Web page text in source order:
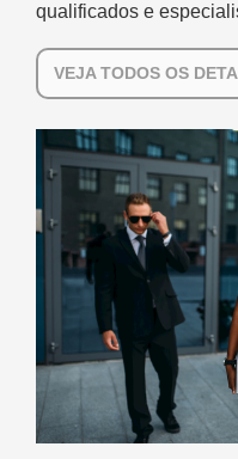
qualificados e
VEJA TODOS OS